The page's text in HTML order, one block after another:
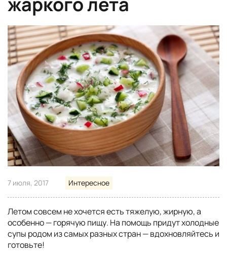
7 июля, 2017 Интересное
Летом совсем не хочется есть тяжелую, жирную, а
особенно — горячую пищу. На помощь придут холодные
супы родом из самых разных стран — вдохновляйтесь и
готовьте!